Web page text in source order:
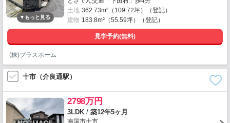
土地 362.73m²（109.72坪）（登記）
建物 183.8m²（55.59坪）（登記）
見学予約(無料)
(株)プラスホーム
十市（介良通駅）
2798万円
3LDK / 築12年5ヶ月
南国市十市